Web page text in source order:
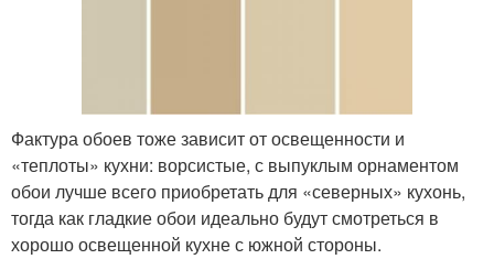
Фактура обоев тоже зависит от освещенности и
«теплоты» кухни: ворсистые, с выпуклым орнаментом
обои лучше всего приобретать для «северных» кухонь,
тогда как гладкие обои идеально будут смотреться в
хорошо освещенной кухне с южной стороны.